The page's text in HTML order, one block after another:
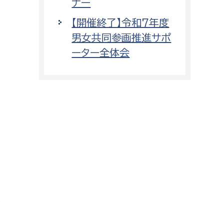
ナー
【開催終了】令和7年度
男女共同参画推進サポ
ーター全体会